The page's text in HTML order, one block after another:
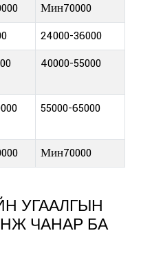
Мин70000
24000-36000
40000-55000
55000-65000
Мин70000
УГААЛГЫН
ЧАНАР БА